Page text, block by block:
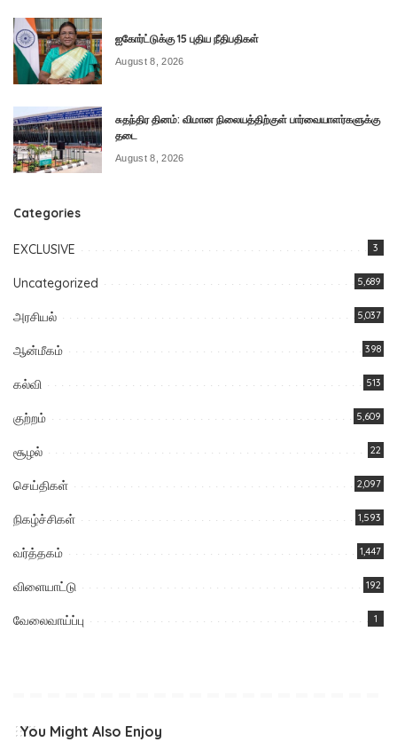
ஐகோர்ட்டுக்கு 15 புதிய நீதிபதிகள்
August 8, 2026
சுதந்திர தினம்: விமான நிலையத்திற்குள் பார்வையாளர்களுக்கு
தடை
August 8, 2026
Categories
EXCLUSIVE 3
Uncategorized 5,689
அரசியல் 5,037
ஆன்மீகம் 398
கல்வி 513
குற்றம் 5,609
சூழல் 22
செய்திகள் 2,097
நிகழ்ச்சிகள் 1,593
வர்த்தகம் 1,447
விளையாட்டு 192
வேலைவாய்ப்பு 1
You Might Also Enjoy